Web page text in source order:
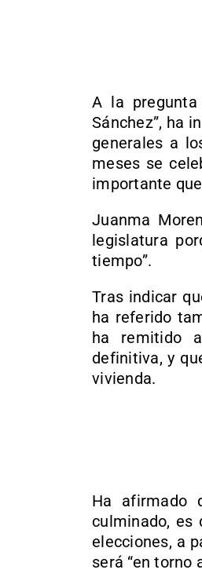
A la
Sánchez”, ha
generales a
meses se
importante
Juanma
legislatura
tiempo”.
Tras indicar
ha referido
ha remitido
definitiva, y
vivienda.
Ha afirmado
culminado, es
elecciones, a
será “en torno